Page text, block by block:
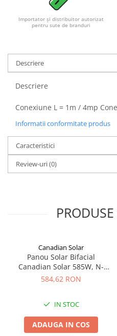
Baterii si acumulatori gel si
6-12 V
Baterii si acumulatori AGM VRLA
Acumulatori Moto, ATV
GEL
AGM
SLA AGM (Sealed Lead Acid)
Deep Cycle - Tractiune/Semi-
Tractiune
Marine & Caravan
APC
Redresoare, incarcatoare si
Surse UPS
UPS pentru centrale termice si
sisteme de urgenta - acumulator
Stabilizatoare Tensiune
Importator și distribuitor autorizat
pentru sute de branduri
Descriere
Descriere
Conexiune L = 1m / 4mp
Informatii conformitate produs
Caracteristici
Review-uri(0)
Canadian Solar
Panou Solar Bifacial
Canadian Solar 585W, N-
Type TOPCon, CS6W-TB-SF-
584,62 RON
IN STOC
ADAUGA IN COS